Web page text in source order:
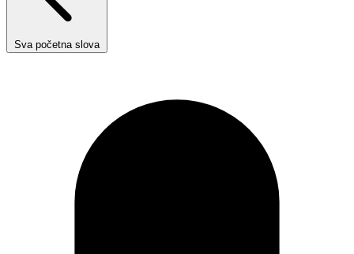
Sva početna slova